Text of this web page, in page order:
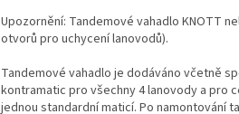
Upozornění: Tandemové vahadlo KNOTT
otvorů pro uchycení lanovodů).
Tandemové vahadlo je dodáváno včetně
kontramatic pro všechny 4 lanovody a pro
jednou standardní maticí. Po namontování